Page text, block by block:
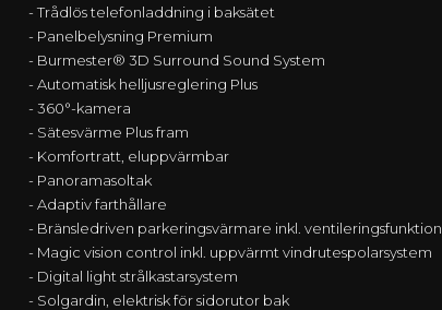
- Trådlös telefonladdning i baksätet
- Panelbelysning Premium
- Burmester® 3D Surround Sound System
- Automatisk helljusreglering Plus
- 360°-kamera
- Sätesvärme Plus fram
- Komfortratt, eluppvärmbar
- Panoramasoltak
- Adaptiv farthållare
- Bränsledriven parkeringsvärmare inkl. ventileringsfunktion
- Magic vision control inkl. uppvärmt vindrutespolarsystem
- Digital light strålkastarsystem
- Solgardin, elektrisk för sidorutor bak